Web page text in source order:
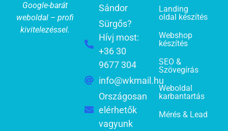
Google-barát
weboldal – profi
kivitelezéssel.
Sándor
Sürgős?
Hívj most:
+36 30
9677 304
info@wkmail.hu
Országosan
elérhetők
vagyunk
Landing
oldal készítés
Webshop
készítés
SEO &
Szövegírás
Weboldal
karbantartás
Mérés & Lead